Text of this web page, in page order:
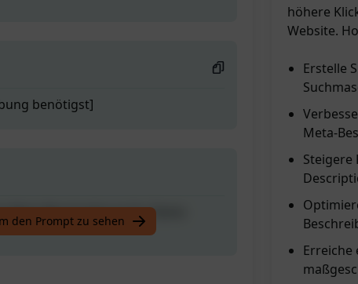
benötigst]
Meta-Beschreibung für Deine
den Prompt zu sehen
höhere
Website.
Erstelle
Meta-
Steigere
Erreiche